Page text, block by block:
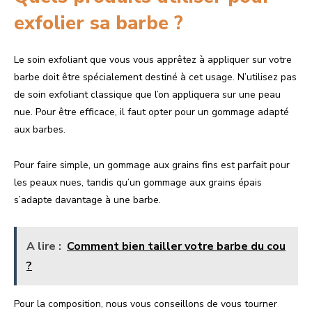
exfolier sa barbe ?
Le soin exfoliant que vous vous apprêtez à appliquer sur votre
barbe doit être spécialement destiné à cet usage. N’utilisez pas
de soin exfoliant classique que l’on appliquera sur une peau
nue. Pour être efficace, il faut opter pour un gommage adapté
aux barbes.
Pour faire simple, un gommage aux grains fins est parfait pour
les peaux nues, tandis qu’un gommage aux grains épais
s’adapte davantage à une barbe.
A lire : Comment bien tailler votre barbe du cou
?
Pour la composition, nous vous conseillons de vous tourner